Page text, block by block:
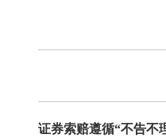
证券索赔遵循“不告不